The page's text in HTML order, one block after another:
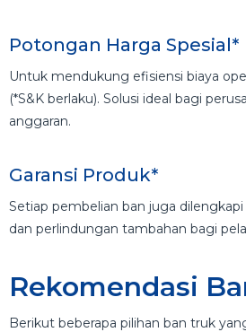
Potongan Harga Spesial*
Untuk mendukung efisiensi biaya
(*S&K berlaku). Solusi ideal bagi
anggaran.
Garansi Produk*
Setiap pembelian ban juga
dan perlindungan tambahan bagi
Rekomendasi
Berikut beberapa pilihan ban truk